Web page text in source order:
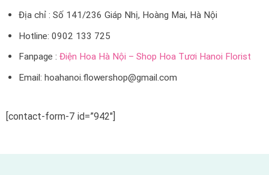
Địa chỉ : Số 141/236 Giáp Nhị, Hoàng Mai, Hà Nội
Hotline: 0902 133 725
Fanpage : Điện Hoa Hà Nội – Shop Hoa Tươi Hanoi Florist
Email: hoahanoi.flowershop@gmail.com
[contact-form-7 id=”942″]